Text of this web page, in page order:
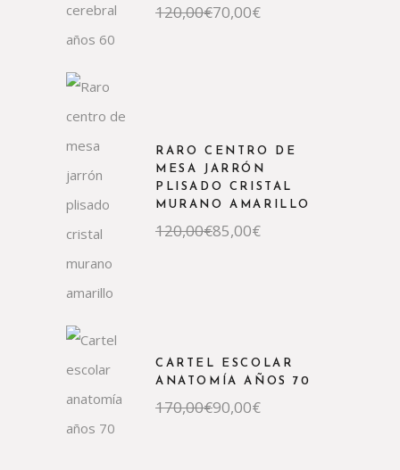
120,00€
El
precio
70,00€
El
precio
RARO CENTRO DE
MESA JARRÓN
PLISADO CRISTAL
MURANO AMARILLO
120,00€
El
precio
85,00€
El
precio
CARTEL ESCOLAR
ANATOMÍA AÑOS 70
170,00€
El
precio
90,00€
El
precio